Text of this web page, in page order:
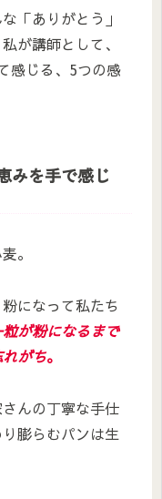
「ありがとう」
が講師として、
感じる、5つの感
みを手で感じ
。
になって私たち
粒が粉になるまで
がち。
んの丁寧な手仕
膨らむパンは生